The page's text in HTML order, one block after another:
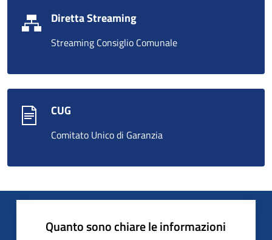
Diretta Streaming
Streaming Consiglio Comunale
CUG
Comitato Unico di Garanzia
Quanto sono chiare le informazioni